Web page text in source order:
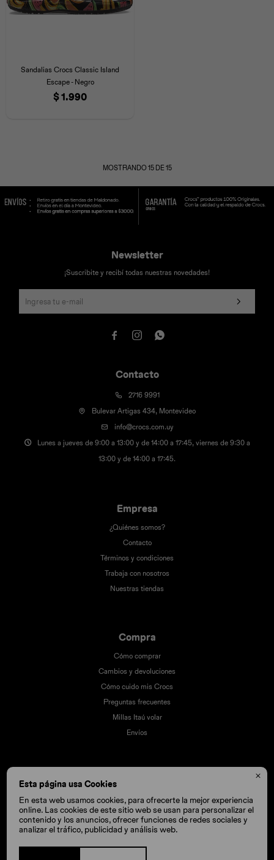

Esta página usa Cookies
En esta web usamos cookies, para ofrecerte la mejor experiencia
online. Las cookies de este sitio web se usan para personalizar el
contenido y los anuncios, ofrecer funciones de redes sociales y
analizar el tráfico, publicidad y análisis web.
Sandalias Crocs Classic Island
Escape - Negro
$1.990
MOSTRANDO15DE15
Contacto
2716 9991
Bulevar Artigas 434, Montevideo
info@crocs.com.uy
Lunes a jueves de 9:00 a 13:00 y de 14:00 a 17:45, viernes de 9:30 a
13:00 y de 14:00 a 17:45.
Empresa
¿Quiénes somos?
Contacto
Términos y condiciones
Trabaja con nosotros
Nuestras tiendas
Compra
Cómo comprar
Cambios y devoluciones
Cómo cuido mis Crocs
Preguntas frecuentes
Millas Itaú volar
Envíos
Newsletter
¡Suscribite y recibí todas nuestras novedades!
  